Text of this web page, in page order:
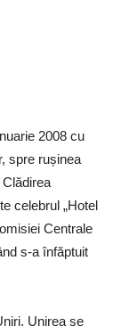
2008 cu
spre rușinea
celebrul „Hotel
Centrale
s-a înfăptuit
Unirea se